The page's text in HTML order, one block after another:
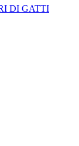
DI GATTI